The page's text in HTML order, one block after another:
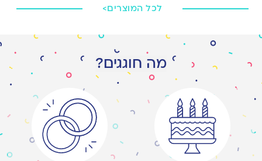
לכל המוצרים>
מה חוגגים?